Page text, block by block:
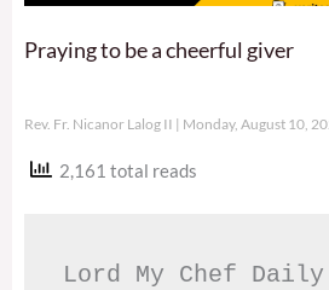
Praying to be a cheerful giver
Rev. Fr. Nicanor Lalog II Monday, August 10,
2,161 total reads
Lord My Chef